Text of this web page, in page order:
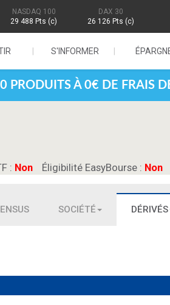
NASDAQ 100
29 488 Pts (c)
DAX 30
26 126 Pts (c)
S'INFORMER
PRODUITS À 0€ DE FRAIS
: Non Éligibilité EasyBourse : Non
SOCIÉTÉ DÉRIVÉS